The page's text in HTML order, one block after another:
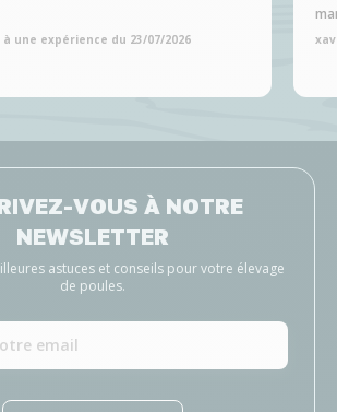
une expérience du 23/07/2026
VOUS À NOTRE
NEWSLETTER
astuces et conseils pour votre élevage
de poules.